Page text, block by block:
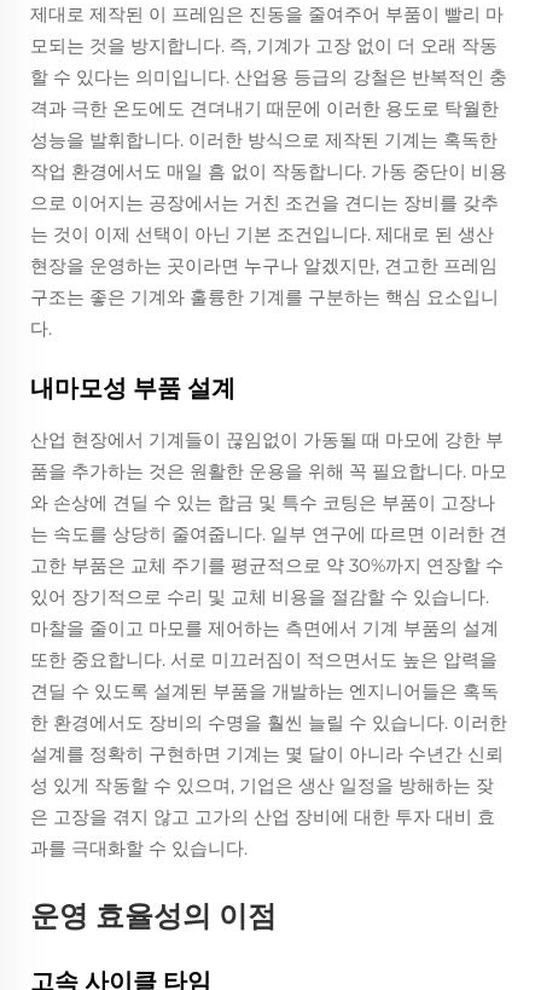
제대로 제작된 이 프레임은 진동을 줄여주어 부품이 빨리 마
모되는 것을 방지합니다. 즉, 기계가 고장 없이 더 오래 작동
할 수 있다는 의미입니다. 산업용 등급의 강철은 반복적인 충
격과 극한 온도에도 견뎌내기 때문에 이러한 용도로 탁월한
성능을 발휘합니다. 이러한 방식으로 제작된 기계는 혹독한
작업 환경에서도 매일 흠 없이 작동합니다. 가동 중단이 비용
으로 이어지는 공장에서는 거친 조건을 견디는 장비를 갖추
는 것이 이제 선택이 아닌 기본 조건입니다. 제대로 된 생산
현장을 운영하는 곳이라면 누구나 알겠지만, 견고한 프레임
구조는 좋은 기계와 훌륭한 기계를 구분하는 핵심 요소입니
다.
내마모성 부품 설계
산업 현장에서 기계들이 끊임없이 가동될 때 마모에 강한 부
품을 추가하는 것은 원활한 운용을 위해 꼭 필요합니다. 마모
와 손상에 견딜 수 있는 합금 및 특수 코팅은 부품이 고장나
는 속도를 상당히 줄여줍니다. 일부 연구에 따르면 이러한 견
고한 부품은 교체 주기를 평균적으로 약 30%까지 연장할 수
있어 장기적으로 수리 및 교체 비용을 절감할 수 있습니다.
마찰을 줄이고 마모를 제어하는 측면에서 기계 부품의 설계
또한 중요합니다. 서로 미끄러짐이 적으면서도 높은 압력을
견딜 수 있도록 설계된 부품을 개발하는 엔지니어들은 혹독
한 환경에서도 장비의 수명을 훨씬 늘릴 수 있습니다. 이러한
설계를 정확히 구현하면 기계는 몇 달이 아니라 수년간 신뢰
성 있게 작동할 수 있으며, 기업은 생산 일정을 방해하는 잦
은 고장을 겪지 않고 고가의 산업 장비에 대한 투자 대비 효
과를 극대화할 수 있습니다.
운영 효율성의 이점
고속 사이클 타임